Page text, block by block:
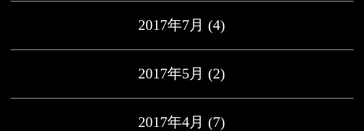
2017年7月 (4)
2017年5月 (2)
2017年4月 (7)